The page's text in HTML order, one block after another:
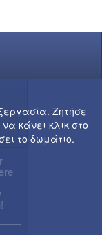
Ζητήσε
κάνει κλικ στο
το δωμάτιο.